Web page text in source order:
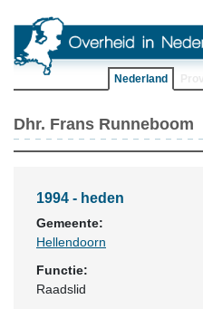
Nederland
Dhr. Frans Runneboom
1994 - heden
Gemeente:
Hellendoorn
Functie:
Raadslid